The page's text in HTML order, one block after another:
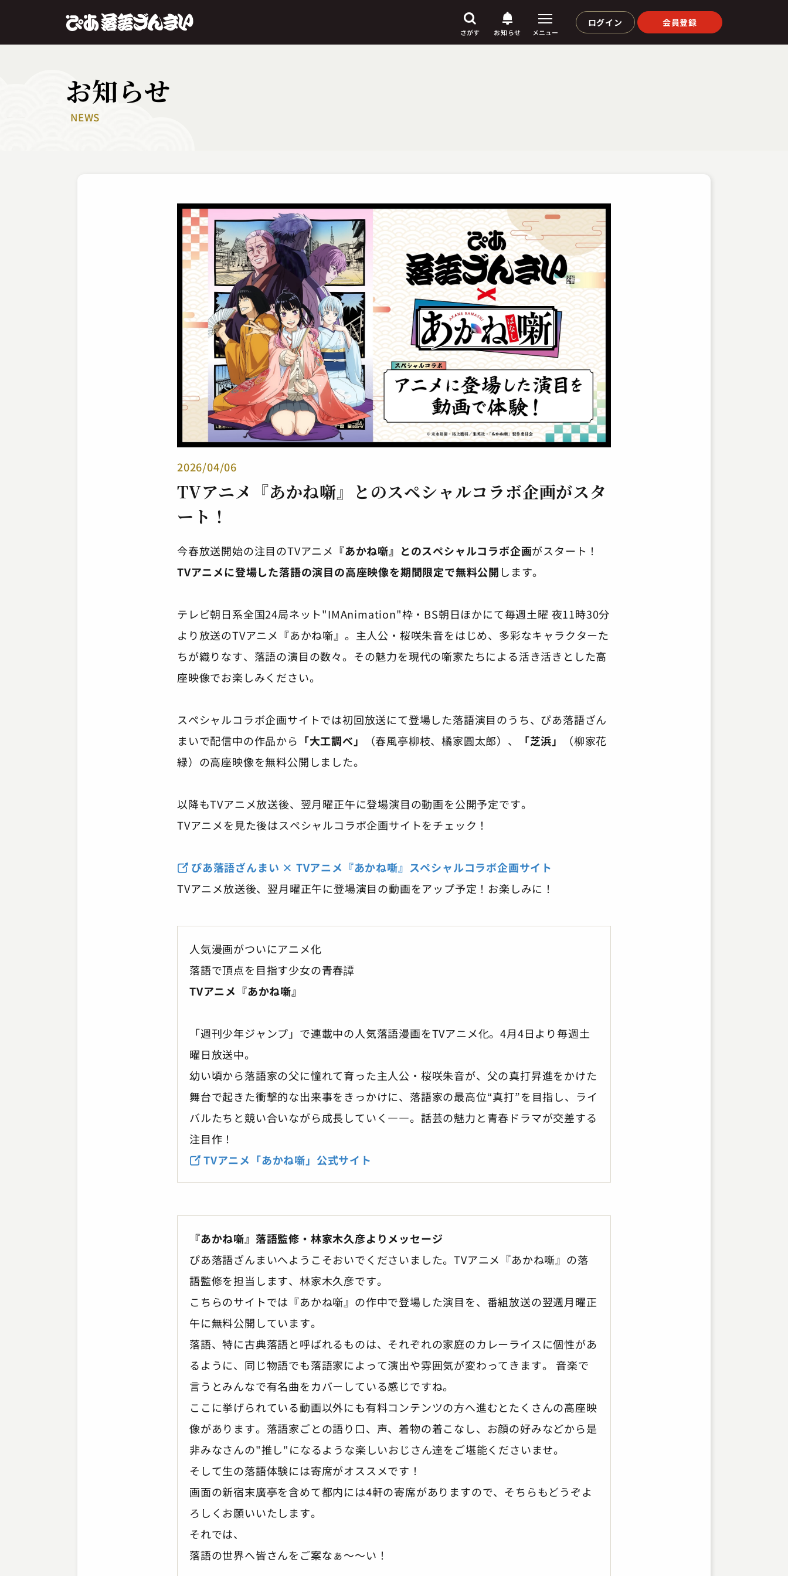
さがす お知らせ メニュー
ログイン 会員登録
お知らせ
NEWS
2026/04/06
TVアニメ『あかね噺』とのスペシャルコラボ企画がスタ
ート！
今春放送開始の注目のTVアニメ 『あかね噺』とのスペシャルコラボ企画がスタート！
TVアニメに登場した落語の演目の高座映像を期間限定で無料公開 します。
テレビ朝日系全国24局ネット"IMAnimation"枠・BS朝日ほかにて毎週土曜 夜11時30分
より放送のTVアニメ『あかね噺』。主人公・桜咲朱音をはじめ、多彩なキャラクターた
ちが織りなす、落語の演目の数々。その魅力を現代の噺家たちによる活き活きとした高
座映像でお楽しみください。
スペシャルコラボ企画サイトでは初回放送にて登場した落語演目のうち、ぴあ落語ざん
まいで配信中の作品から 「大工調べ」 （春風亭柳枝、橘家圓太郎）、 「芝浜」
（柳家花
緑）の高座映像を無料公開しました。
以降もTVアニメ放送後、翌月曜正午に登場演目の動画を公開予定です。
TVアニメを見た後はスペシャルコラボ企画サイトをチェック！
ぴあ落語ざんまい × TVアニメ『あかね噺』スペシャルコラボ企画サイト
TVアニメ放送後、翌月曜正午に登場演目の動画をアップ予定！お楽しみに！
人気漫画がついにアニメ化
落語で頂点を目指す少女の青春譚
TVアニメ『あかね噺』
「週刊少年ジャンプ」で連載中の人気落語漫画をTVアニメ化。4月4日より毎週土
曜日放送中。
幼い頃から落語家の父に憧れて育った主人公・桜咲朱音が、父の真打昇進をかけた
舞台で起きた衝撃的な出来事をきっかけに、落語家の最高位“真打”を目指し、ライ
バルたちと競い合いながら成長していく――。話芸の魅力と青春ドラマが交差する
注目作！
TVアニメ「あかね噺」公式サイト
『あかね噺』落語監修・林家木久彦よりメッセージ
ぴあ落語ざんまいへようこそおいでくださいました。TVアニメ『あかね噺』の落
語監修を担当します、林家木久彦です。
こちらのサイトでは『あかね噺』の作中で登場した演目を、番組放送の翌週月曜正
午に無料公開しています。
落語、特に古典落語と呼ばれるものは、それぞれの家庭のカレーライスに個性があ
るように、同じ物語でも落語家によって演出や雰囲気が変わってきます。 音楽で
言うとみんなで有名曲をカバーしている感じですね。
ここに挙げられている動画以外にも有料コンテンツの方へ進むとたくさんの高座映
像があります。落語家ごとの語り口、声、着物の着こなし、お顔の好みなどから是
非みなさんの"推し"になるような楽しいおじさん達をご堪能くださいませ。
そして生の落語体験には寄席がオススメです！
画面の新宿末廣亭を含めて都内には4軒の寄席がありますので、そちらもどうぞよ
ろしくお願いいたします。
それでは、
落語の世界へ皆さんをご案なぁ〜〜い！